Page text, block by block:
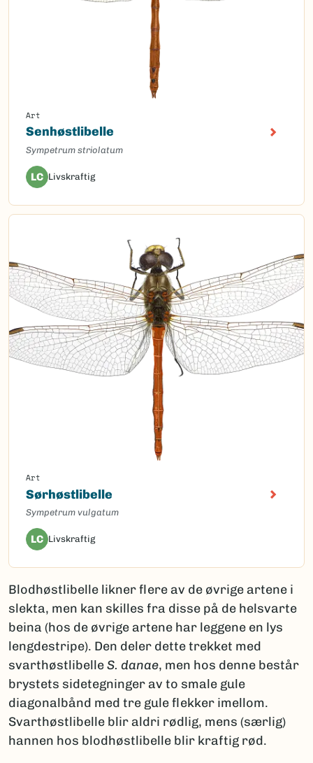
Art
Senhøstlibelle
Sympetrum striolatum
LC Livskraftig
Art
Sørhøstlibelle
Sympetrum vulgatum
LC Livskraftig
Blodhøstlibelle likner flere av de øvrige artene i
slekta, men kan skilles fra disse på de helsvarte
beina (hos de øvrige artene har leggene en lys
lengdestripe). Den deler dette trekket med
svarthøstlibelleS. danae, men hos denne består
brystets sidetegninger av to smale gule
diagonalbånd med tre gule flekker imellom.
Svarthøstlibelle blir aldri rødlig, mens (særlig)
hannen hos blodhøstlibelle blir kraftig rød.